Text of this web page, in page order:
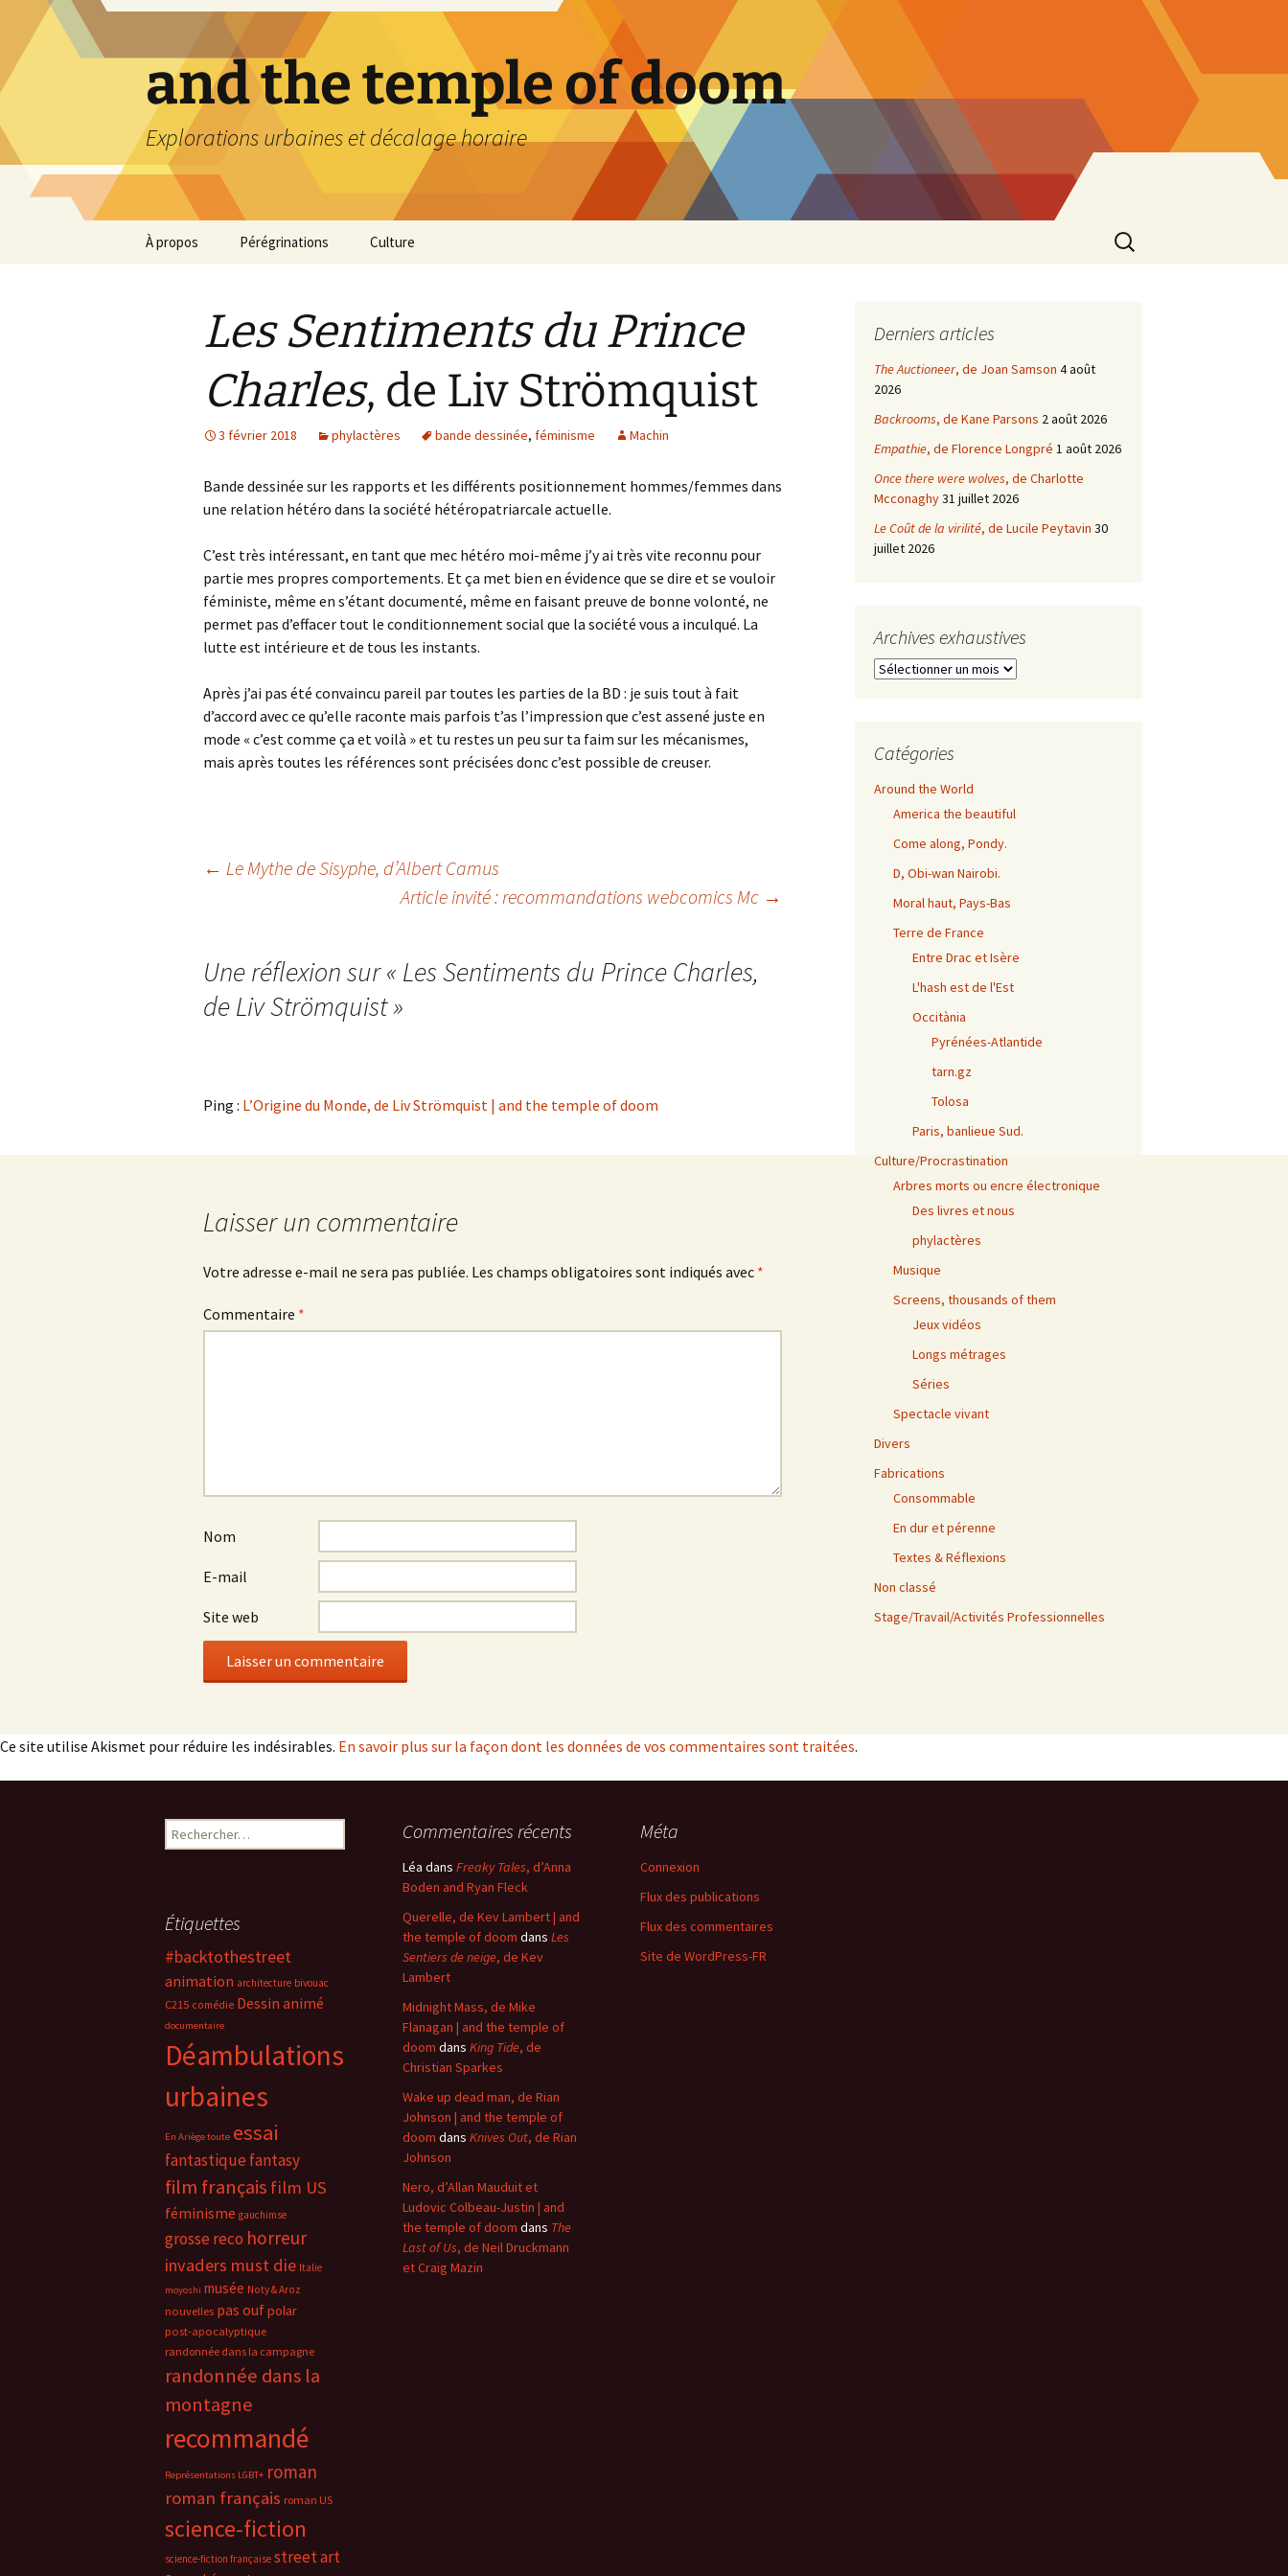
contenu
and the temple of doom
Explorations urbaines et décalage horaire
À propos Pérégrinations Culture
Rechercher :
Les Sentiments du Prince
Charles, de Liv Strömquist
3 février 2018 phylactères bande dessinée, féminisme Machin
Bande dessinée sur les rapports et les différents positionnement hommes/femmes dans
une relation hétéro dans la société hétéropatriarcale actuelle.
C’est très intéressant, en tant que mec hétéro moi-même j’y ai très vite reconnu pour
partie mes propres comportements. Et ça met bien en évidence que se dire et se vouloir
féministe, même en s’étant documenté, même en faisant preuve de bonne volonté, ne
permet pas d’effacer tout le conditionnement social que la société vous a inculqué. La
lutte est intérieure et de tous les instants.
Après j’ai pas été convaincu pareil par toutes les parties de la BD : je suis tout à fait
d’accord avec ce qu’elle raconte mais parfois t’as l’impression que c’est assené juste en
mode « c’est comme ça et voilà » et tu restes un peu sur ta faim sur les mécanismes,
mais après toutes les références sont précisées donc c’est possible de creuser.
Navigation
← Le Mythe de Sisyphe, d’Albert Camus
Article invité : recommandations webcomics Mc →
Une réflexion sur « Les Sentiments du Prince Charles,
de Liv Strömquist»
Ping : L’Origine du Monde, de Liv Strömquist | and the temple of doom
Laisser un commentaire
Votre adresse e-mail ne sera pas publiée. Les champs obligatoires sont indiqués avec *
Commentaire *
Nom
E-mail
Site web
Ce site utilise Akismet pour réduire les indésirables. En savoir plus sur la façon dont les données de vos commentaires sont traitées.
Derniers articles
The Auctioneer, de Joan Samson 4 août
2026
Backrooms, de Kane Parsons 2 août 2026
Empathie, de Florence Longpré 1 août 2026
Once there were wolves, de Charlotte
Mcconaghy31 juillet 2026
Le Coût de la virilité, de Lucile Peytavin 30
juillet 2026
Archives exhaustives
Archives
Catégories
Around the World
America the beautiful
Come along, Pondy.
D, Obi-wan Nairobi.
Moral haut, Pays-Bas
Terre de France
Entre Drac et Isère
L'hash est de l'Est
Occitània
Pyrénées-Atlantide
tarn.gz
Tolosa
Paris, banlieue Sud.
Culture/Procrastination
Arbres morts ou encre électronique
Des livres et nous
phylactères
Musique
Screens, thousands of them
Jeux vidéos
Longs métrages
Séries
Spectacle vivant
Divers
Fabrications
Consommable
En dur et pérenne
Textes & Réflexions
Non classé
Stage/Travail/Activités Professionnelles
Rechercher : Commentaires récents
Léa dans Freaky Tales, d’Anna
Boden and Ryan Fleck
Querelle, de Kev Lambert | and
the temple of doom dans Les
Sentiers de neige, de Kev
Lambert
Midnight Mass, de Mike
Flanagan | and the temple of
doom dans King Tide, de
Christian Sparkes
Wake up dead man, de Rian
Johnson | and the temple of
doom dans Knives Out, de Rian
Johnson
Nero, d’Allan Mauduit et
Ludovic Colbeau-Justin | and
the temple of doom dans The
Last of Us, de Neil Druckmann
et Craig Mazin
Méta
Connexion
Flux des publications
Flux des commentaires
Site de WordPress-FR
Étiquettes
#backtothestreet
animation architecture bivouac
C215 comédie Dessin animé
documentaire
Déambulations
urbaines
En Ariège toute essai
fantastiquefantasy
film français film US
féminisme gauchimse
grosse reco horreur
invaders must die Italie
moyoshi musée Noty & Aroz
nouvelles pas oufpolar
post-apocalyptique
randonnée dans la campagne
randonnée dans la
montagne
recommandé
Représentations LGBT+ roman
roman français roman US
science-fiction
science-fiction française street art